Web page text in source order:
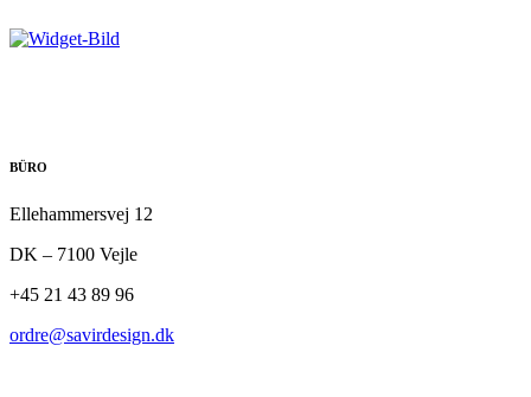
BÜRO
Ellehammersvej 12
DK – 7100 Vejle
+45 21 43 89 96
ordre@savirdesign.dk